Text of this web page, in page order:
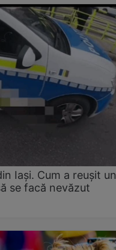
Iași. Cum a reușit un
se facă nevăzut